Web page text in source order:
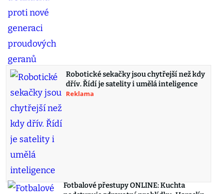
Robotické sekačky jsou chytřejší než kdy
dřív. Řídí je satelity i umělá inteligence
Reklama
Fotbalové přestupy ONLINE: Kuchta